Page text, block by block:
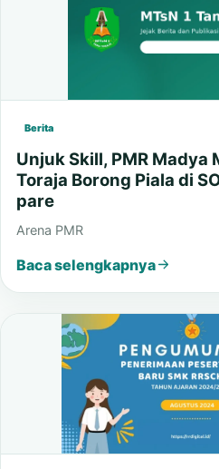
Berita
Unjuk Skill, PMR Madya
Toraja Borong Piala di
pare
Arena PMR
Baca selengkapnya